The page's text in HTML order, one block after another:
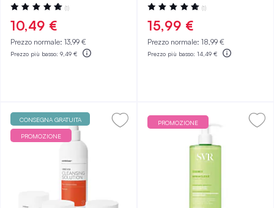
Valutazione:
100%
(1)
10,49 €
Prezzo normale: 13,99 €
Prezzo più basso: 9,49 €
Valutazione:
100%
(1)
15,99 €
Prezzo normale: 18,99 €
Prezzo più basso: 14,49 €
CONSEGNA GRATUITA
PROMOZIONE
PROMOZIONE